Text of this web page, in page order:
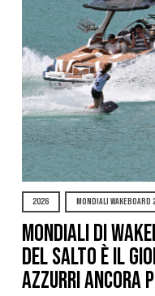
2026 MONDIALI WAKEBOARD
Mondiali di
del Salto è il
azzurri ancora